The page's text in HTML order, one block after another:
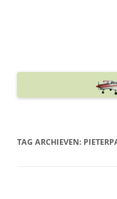
TAG ARCHIEVEN: